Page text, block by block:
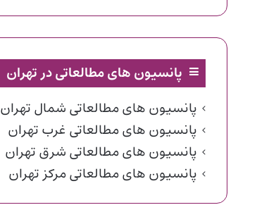
پانسیون های مطالعاتی در تهران
پانسیون های مطالعاتی شمال تهران
پانسیون های مطالعاتی غرب تهران
پانسیون های مطالعاتی شرق تهران
پانسیون های مطالعاتی مرکز تهران